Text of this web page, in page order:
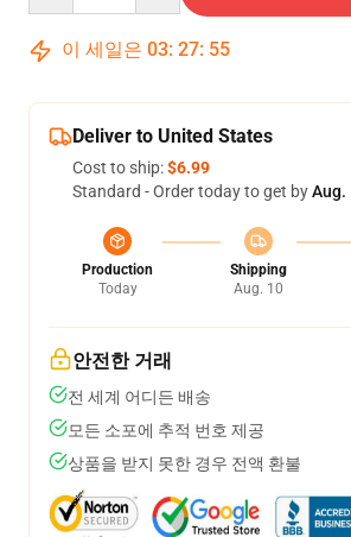
이 세일은 03: 27: 54
Deliver to United States
Cost to ship:$6.99
Standard - Order today to get byAug.
Production
Today
Shipping
Aug. 10
안전한 거래
전 세계 어디든 배송
모든 소포에 추적 번호 제공
상품을 받지 못한 경우 전액 환불